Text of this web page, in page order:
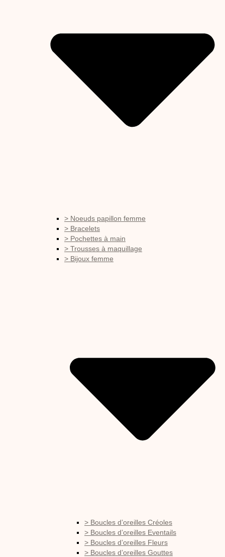
> Noeuds papillon femme
> Bracelets
> Pochettes à main
> Trousses à maquillage
> Bijoux femme
> Boucles d’oreilles Créoles
> Boucles d’oreilles Eventails
> Boucles d’oreilles Fleurs
> Boucles d’oreilles Gouttes